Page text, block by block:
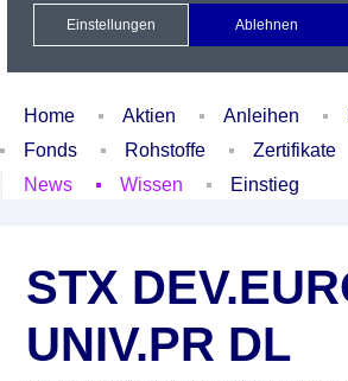
Xetra Realtime
Watchlist Portfolio
Home Aktien Anleihen
Fonds
Rohstoffe Zertifikate
News
Wissen Einstieg
STX
UNIV.PR DL
Einstellungen Ablehnen